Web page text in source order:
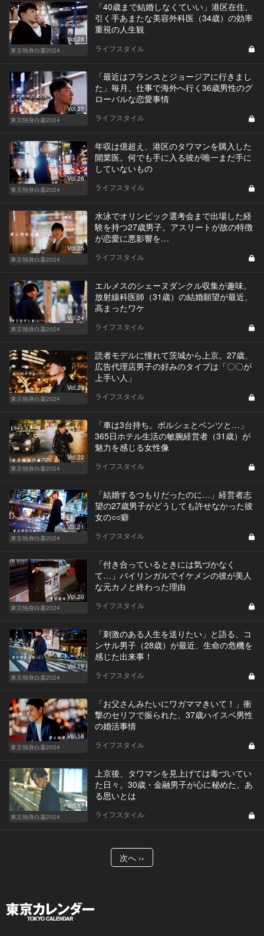
Vol.28
東京独身白書2024
「40歳まで結婚しなくていい」港区在住、
引く手あまたな美容外科医（34歳）の効率
重視の人生観
ライフスタイル
Vol.27
東京独身白書2024
「最近はフランスとジョージアに行きまし
た」毎月、仕事で海外へ行く36歳男性のグ
ローバルな恋愛事情
ライフスタイル
Vol.26
東京独身白書2024
年収は億超え、港区のタワマンを購入した
開業医。何でも手に入る彼が唯一まだ手に
していないもの
ライフスタイル
Vol.25
東京独身白書2024
水泳でオリンピック選考会まで出場した経
験を持つ27歳男子。アスリートが故の特徴
が恋愛に悪影響を…
ライフスタイル
Vol.24
東京独身白書2024
エルメスのシェーヌダンクル収集が趣味。
放射線科医師（31歳）の結婚願望が最近、
高まったワケ
ライフスタイル
Vol.23
東京独身白書2024
読者モデルに憧れて茨城から上京。27歳、
広告代理店男子の好みのタイプは「〇〇が
上手い人」
ライフスタイル
Vol.22
東京独身白書2024
「車は3台持ち。ポルシェとベンツと…」
365日ホテル生活の敏腕経営者（31歳）が
魅力を感じる女性像
ライフスタイル
Vol.21
東京独身白書2024
「結婚するつもりだったのに…」経営者志
望の27歳男子がどうしても許せなかった彼
女の○○癖
ライフスタイル
Vol.20
東京独身白書2024
「付き合っているときには気づかなく
て…」バイリンガルでイケメンの彼が美人
な元カノと終わった理由
ライフスタイル
Vol.19
東京独身白書2024
「刺激のある人生を送りたい」と語る、コ
ンサル男子（28歳）が最近、生命の危機を
感じた出来事！
ライフスタイル
Vol.18
東京独身白書2024
「お父さんみたいにワガママきいて！」衝
撃のセリフで振られた、37歳ハイスペ男性
の婚活事情
ライフスタイル
Vol.17
東京独身白書2024
上京後、タワマンを見上げては毒づいてい
た日々。30歳・金融男子が心に秘めた、あ
る思いとは
ライフスタイル
次へ ››